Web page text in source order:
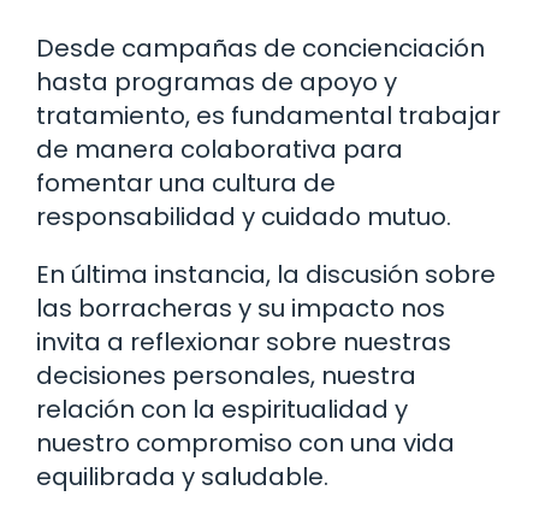
Desde campañas de concienciación
hasta programas de apoyo y
tratamiento, es fundamental trabajar
de manera colaborativa para
fomentar una cultura de
responsabilidad y cuidado mutuo.
En última instancia, la discusión sobre
las borracheras y su impacto nos
invita a reflexionar sobre nuestras
decisiones personales, nuestra
relación con la espiritualidad y
nuestro compromiso con una vida
equilibrada y saludable.